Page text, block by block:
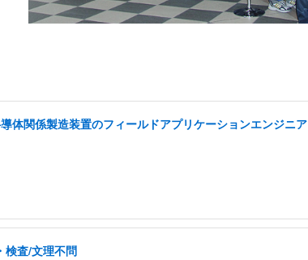
体関係製造装置のフィールドアプリケーションエンジニア
検査/文理不問